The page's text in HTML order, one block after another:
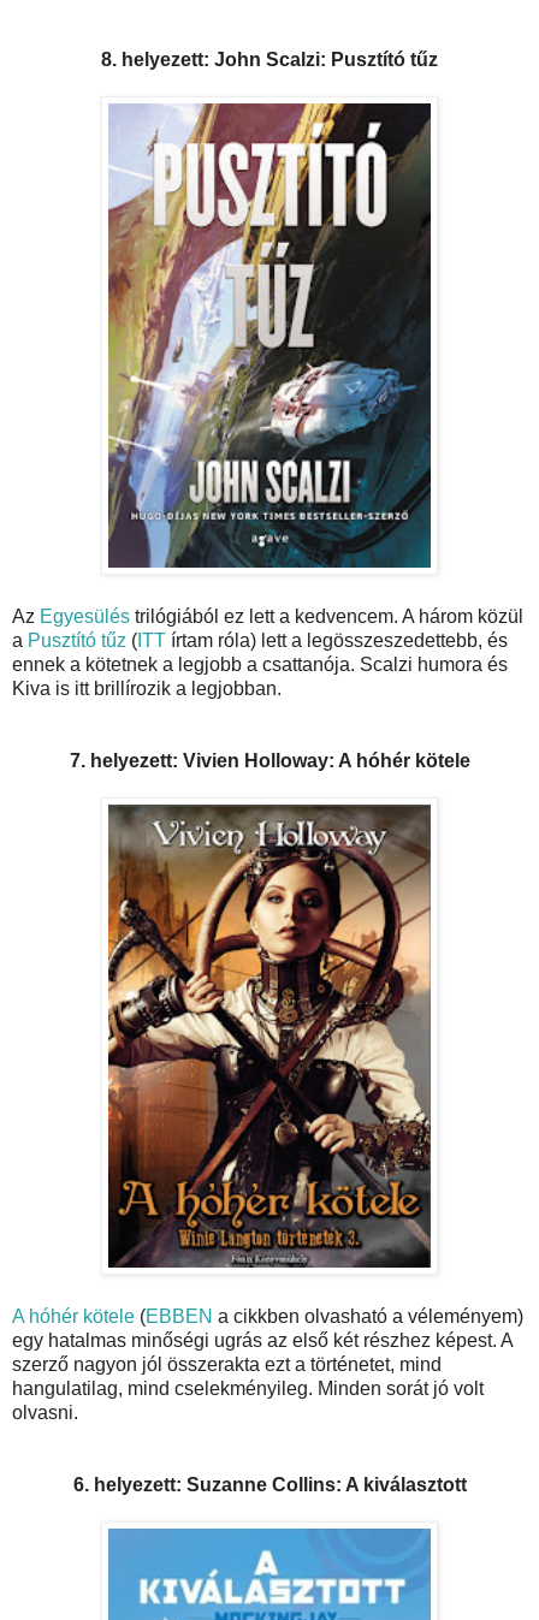
8. helyezett: John Scalzi: Pusztító tűz
Az Egyesülés trilógiából ez lett a kedvencem. A három közül
a Pusztító tűz ( ITT írtam róla) lett a legösszeszedettebb, és
ennek a kötetnek a legjobb a csattanója. Scalzi humora és
Kiva is itt brillírozik a legjobban.
7. helyezett: Vivien Holloway: A hóhér kötele
A hóhér kötele (EBBEN a cikkben olvasható a véleményem)
egy hatalmas minőségi ugrás az első két részhez képest. A
szerző nagyon jól összerakta ezt a történetet, mind
hangulatilag, mind cselekményileg. Minden sorát jó volt
olvasni.
6. helyezett: Suzanne Collins: A kiválasztott